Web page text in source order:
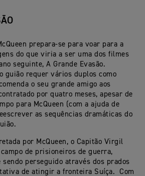
prepara-se para voar para a
do que viria a ser uma dos filmes
seguinte, A Grande Evasão.
guião requer vários duplos como
o seu grande amigo aos
por quatro meses, apesar de
para McQueen (com a ajuda de
as sequências dramáticas do
por McQueen, o Capitão Virgil
de prisioneiros de guerra,
sendo perseguido através dos prados
de atingir a fronteira Suíça. Com